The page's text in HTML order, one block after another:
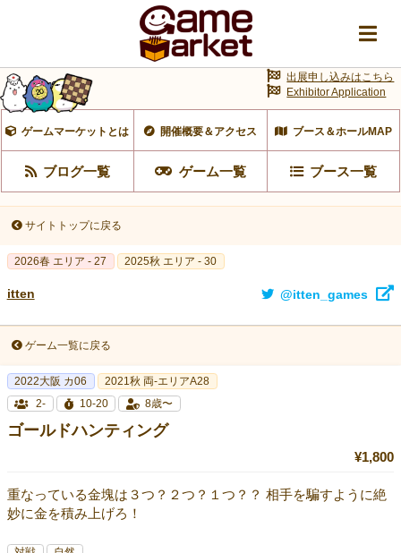
ゲームマーケットとは 開催概要＆アクセス ブース＆ホールMAP
ブログ一覧 ゲーム一覧 ブース一覧
出展申し込みはこちら
Exhibitor Application
サイトトップに戻る
2026春 エリア - 27 2025秋 エリア - 30
itten @itten_games
ゲーム一覧に戻る
2022大阪 カ06
2021秋 両-エリアA28
2-
10-20 8歳〜
ゴールドハンティング
¥1,800
重なっている金塊は３つ？２つ？１つ？？ 相手を騙すように絶
妙に金を積み上げろ！